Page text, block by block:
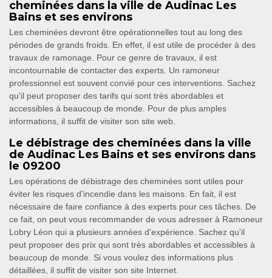
cheminées dans la ville de Audinac Les
Bains et ses environs
Les cheminées devront être opérationnelles tout au long des
périodes de grands froids. En effet, il est utile de procéder à des
travaux de ramonage. Pour ce genre de travaux, il est
incontournable de contacter des experts. Un ramoneur
professionnel est souvent convié pour ces interventions. Sachez
qu'il peut proposer des tarifs qui sont très abordables et
accessibles à beaucoup de monde. Pour de plus amples
informations, il suffit de visiter son site web.
Le débistrage des cheminées dans la ville
de Audinac Les Bains et ses environs dans
le 09200
Les opérations de débistrage des cheminées sont utiles pour
éviter les risques d'incendie dans les maisons. En fait, il est
nécessaire de faire confiance à des experts pour ces tâches. De
ce fait, on peut vous recommander de vous adresser à Ramoneur
Lobry Léon qui a plusieurs années d'expérience. Sachez qu'il
peut proposer des prix qui sont très abordables et accessibles à
beaucoup de monde. Si vous voulez des informations plus
détaillées, il suffit de visiter son site Internet.